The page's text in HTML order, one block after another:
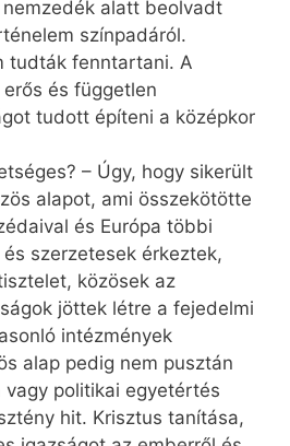
alatt beolvadt
színpadáról.
tudták fenntartani. A
és független
tudott építeni a középkor
– Úgy, hogy sikerült
alapot, ami összekötötte
és Európa többi
szerzetesek érkeztek,
közösek az
jöttek létre a fejedelmi
intézmények
alap pedig nem pusztán
politikai egyet­értés
hit. Krisztus tanítása,